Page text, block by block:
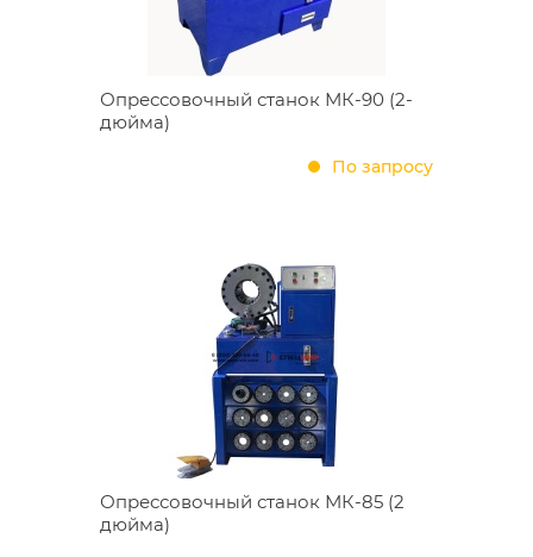
Опрессовочный станок МК-90 (2-
дюйма)
По запросу
Опрессовочный станок МК-85 (2
дюйма)